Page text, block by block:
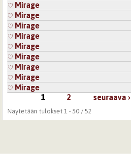
Mirage
Mirage
Mirage
Mirage
Mirage
Mirage
Mirage
Mirage
Mirage
1 2 seuraava ›
Näytetään tulokset 1 - 50 / 52